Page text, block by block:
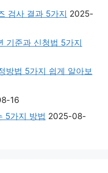
검사 결과 5가지 2025-
기준과 신청법 5가지
방법 5가지 쉽게 알아보
16
5가지 방법 2025-08-